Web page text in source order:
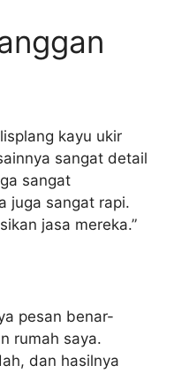
kayu ukir
sangat detail
sangat
juga sangat rapi.
jasa mereka.”
pesan benar-
rumah saya.
dan hasilnya